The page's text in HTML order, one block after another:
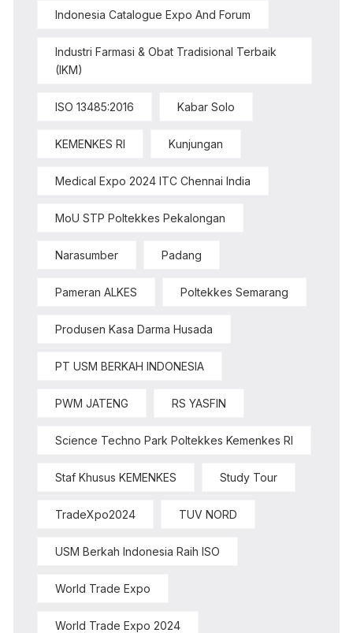
Indonesia Catalogue Expo And Forum
Industri Farmasi & Obat Tradisional Terbaik
(IKM)
ISO 13485:2016 Kabar Solo
KEMENKES RI Kunjungan
Medical Expo 2024 ITC Chennai India
MoU STP Poltekkes Pekalongan
Narasumber Padang
Pameran ALKES Poltekkes Semarang
Produsen Kasa Darma Husada
PT USM BERKAH INDONESIA
PWM JATENG RS YASFIN
Science Techno Park Poltekkes Kemenkes RI
Staf Khusus KEMENKES Study Tour
TradeXpo2024 TUV NORD
USM Berkah Indonesia Raih ISO
World Trade Expo
World Trade Expo 2024